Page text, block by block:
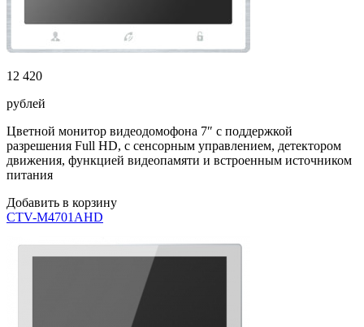
12 420
рублей
Цветной монитор видеодомофона 7″ с поддержкой
разрешения Full HD, с сенсорным управлением, детектором
движения, функцией видеопамяти и встроенным источником
питания
Добавить в корзину
CTV-M4701AHD